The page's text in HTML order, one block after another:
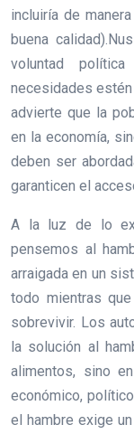
incluiría de
buena
voluntad
necesidades
advierte que la
en la economía,
deben ser
garanticen el
A la luz de lo
pensemos al
arraigada en un
todo mientras
sobrevivir. Los
la solución al
alimentos, sino
económico,
el hambre exige